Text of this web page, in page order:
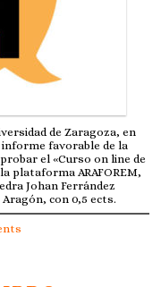
de Zaragoza, en
informe favorable de la
el «Curso on line de
plataforma ARAFOREM,
Johan Ferrández
con 0,5 ects.